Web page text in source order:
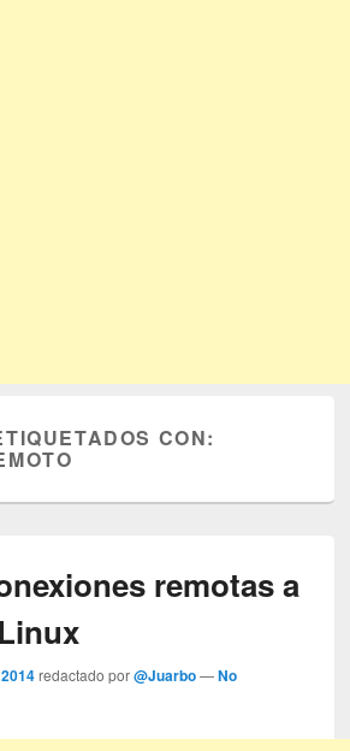
CON:
remotas a
redactado por@Juarbo —No